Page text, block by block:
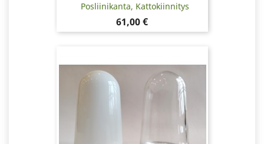
Posliinikanta, Kattokiinnitys
Hinta
61,00 €